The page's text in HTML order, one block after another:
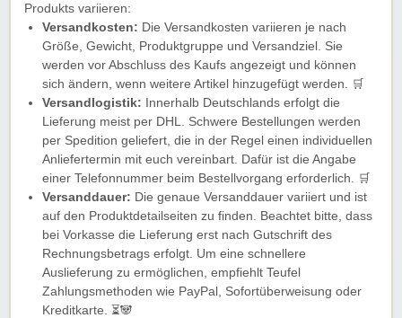
Produkts variieren:
Versandkosten: Die Versandkosten variieren je nach
Größe, Gewicht, Produktgruppe und Versandziel. Sie
werden vor Abschluss des Kaufs angezeigt und können
sich ändern, wenn weitere Artikel hinzugefügt werden. 🛒
Versandlogistik: Innerhalb Deutschlands erfolgt die
Lieferung meist per DHL. Schwere Bestellungen werden
per Spedition geliefert, die in der Regel einen individuellen
Anliefertermin mit euch vereinbart. Dafür ist die Angabe
einer Telefonnummer beim Bestellvorgang erforderlich. 🛒
Versanddauer: Die genaue Versanddauer variiert und ist
auf den Produktdetailseiten zu finden. Beachtet bitte, dass
bei Vorkasse die Lieferung erst nach Gutschrift des
Rechnungsbetrags erfolgt. Um eine schnellere
Auslieferung zu ermöglichen, empfiehlt Teufel
Zahlungsmethoden wie PayPal, Sofortüberweisung oder
Kreditkarte. ⏳🐼